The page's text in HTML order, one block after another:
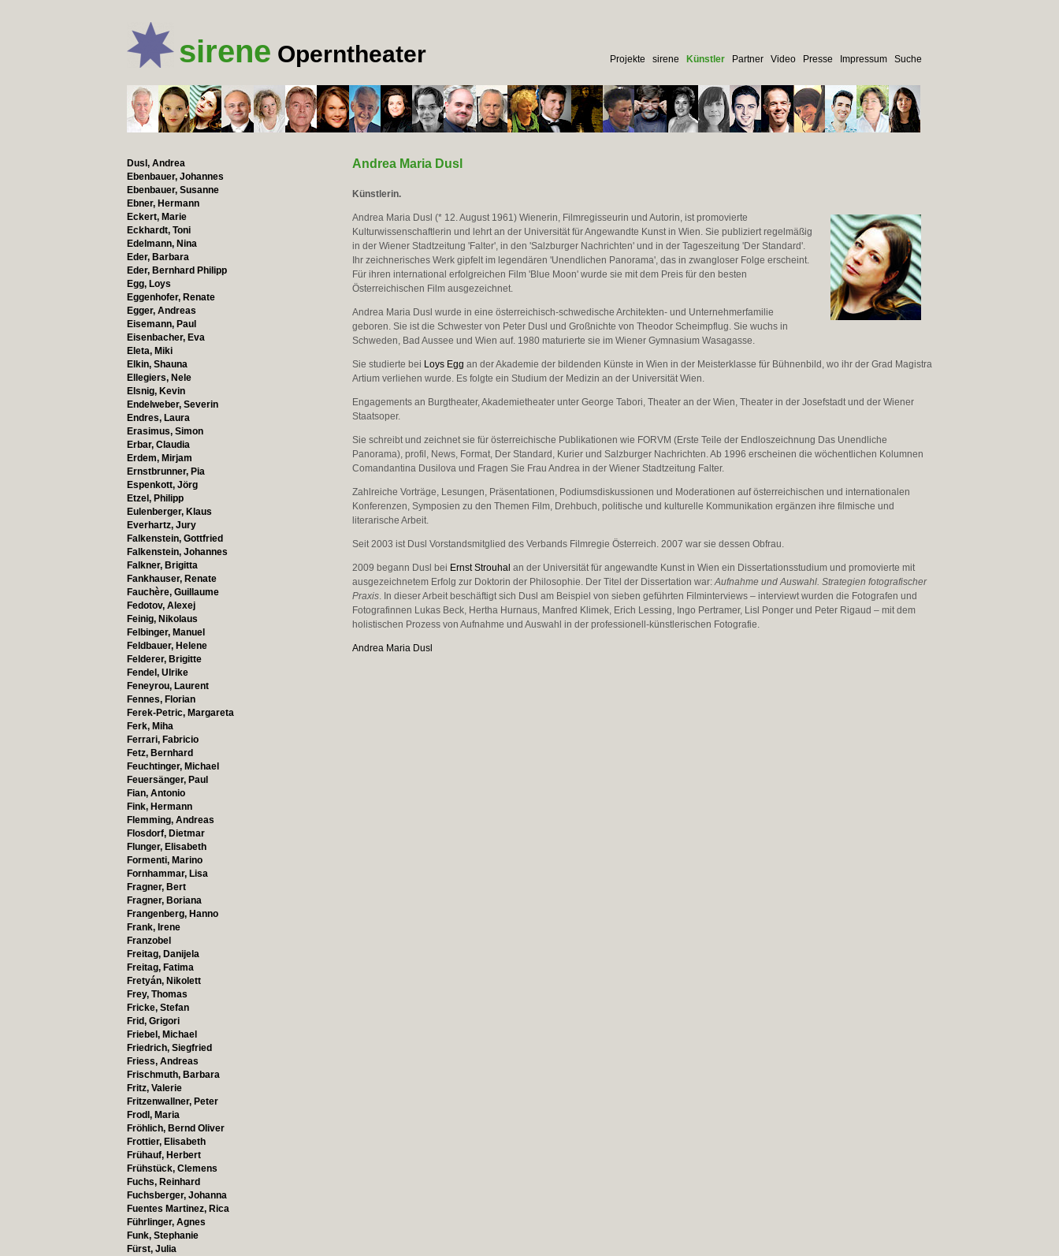
sirene Operntheater Projekte sirene Künstler Partner Video Presse Impressum Suche
Dusl, Andrea
Ebenbauer, Johannes
Ebenbauer, Susanne
Ebner, Hermann
Eckert, Marie
Eckhardt, Toni
Edelmann, Nina
Eder, Barbara
Eder, Bernhard Philipp
Egg, Loys
Eggenhofer, Renate
Egger, Andreas
Eisemann, Paul
Eisenbacher, Eva
Eleta, Miki
Elkin, Shauna
Ellegiers, Nele
Elsnig, Kevin
Endelweber, Severin
Endres, Laura
Erasimus, Simon
Erbar, Claudia
Erdem, Mirjam
Ernstbrunner, Pia
Espenkott, Jörg
Etzel, Philipp
Eulenberger, Klaus
Everhartz, Jury
Falkenstein, Gottfried
Falkenstein, Johannes
Falkner, Brigitta
Fankhauser, Renate
Fauchère, Guillaume
Fedotov, Alexej
Feinig, Nikolaus
Felbinger, Manuel
Feldbauer, Helene
Felderer, Brigitte
Fendel, Ulrike
Feneyrou, Laurent
Fennes, Florian
Ferek-Petric, Margareta
Ferk, Miha
Ferrari, Fabricio
Fetz, Bernhard
Feuchtinger, Michael
Feuersänger, Paul
Fian, Antonio
Fink, Hermann
Flemming, Andreas
Flosdorf, Dietmar
Flunger, Elisabeth
Formenti, Marino
Fornhammar, Lisa
Fragner, Bert
Fragner, Boriana
Frangenberg, Hanno
Frank, Irene
Franzobel
Freitag, Danijela
Freitag, Fatima
Fretyán, Nikolett
Frey, Thomas
Fricke, Stefan
Frid, Grigori
Friebel, Michael
Friedrich, Siegfried
Friess, Andreas
Frischmuth, Barbara
Fritz, Valerie
Fritzenwallner, Peter
Frodl, Maria
Fröhlich, Bernd Oliver
Frottier, Elisabeth
Frühauf, Herbert
Frühstück, Clemens
Fuchs, Reinhard
Fuchsberger, Johanna
Fuentes Martinez, Rica
Führlinger, Agnes
Funk, Stephanie
Fürst, Julia
Andrea Maria Dusl
Künstlerin.
Andrea Maria Dusl (* 12. August 1961) Wienerin, Filmregisseurin und Autorin, ist promovierte
Kulturwissenschaftlerin und lehrt an der Universität für Angewandte Kunst in Wien. Sie publiziert regelmäßig
in der Wiener Stadtzeitung 'Falter', in den 'Salzburger Nachrichten' und in der Tageszeitung 'Der Standard'.
Ihr zeichnerisches Werk gipfelt im legendären 'Unendlichen Panorama', das in zwangloser Folge erscheint.
Für ihren international erfolgreichen Film 'Blue Moon' wurde sie mit dem Preis für den besten
Österreichischen Film ausgezeichnet.
Andrea Maria Dusl wurde in eine österreichisch-schwedische Architekten- und Unternehmerfamilie
geboren. Sie ist die Schwester von Peter Dusl und Großnichte von Theodor Scheimpflug. Sie wuchs in
Schweden, Bad Aussee und Wien auf. 1980 maturierte sie im Wiener Gymnasium Wasagasse.
Sie studierte bei Loys Egg an der Akademie der bildenden Künste in Wien in der Meisterklasse für Bühnenbild, wo ihr der Grad Magistra
Artium verliehen wurde. Es folgte ein Studium der Medizin an der Universität Wien.
Engagements an Burgtheater, Akademietheater unter George Tabori, Theater an der Wien, Theater in der Josefstadt und der Wiener
Staatsoper.
Sie schreibt und zeichnet sie für österreichische Publikationen wie FORVM (Erste Teile der Endloszeichnung Das Unendliche
Panorama), profil, News, Format, Der Standard, Kurier und Salzburger Nachrichten. Ab 1996 erscheinen die wöchentlichen Kolumnen
Comandantina Dusilova und Fragen Sie Frau Andrea in der Wiener Stadtzeitung Falter.
Zahlreiche Vorträge, Lesungen, Präsentationen, Podiumsdiskussionen und Moderationen auf österreichischen und internationalen
Konferenzen, Symposien zu den Themen Film, Drehbuch, politische und kulturelle Kommunikation ergänzen ihre filmische und
literarische Arbeit.
Seit 2003 ist Dusl Vorstandsmitglied des Verbands Filmregie Österreich. 2007 war sie dessen Obfrau.
2009 begann Dusl bei Ernst Strouhal an der Universität für angewandte Kunst in Wien ein Dissertationsstudium und promovierte mit
ausgezeichnetem Erfolg zur Doktorin der Philosophie. Der Titel der Dissertation war:Aufnahme und Auswahl. Strategien fotografischer
Praxis. In dieser Arbeit beschäftigt sich Dusl am Beispiel von sieben geführten Filminterviews – interviewt wurden die Fotografen und
Fotografinnen Lukas Beck, Hertha Hurnaus, Manfred Klimek, Erich Lessing, Ingo Pertramer, Lisl Ponger und Peter Rigaud – mit dem
holistischen Prozess von Aufnahme und Auswahl in der professionell-künstlerischen Fotografie.
Andrea Maria Dusl